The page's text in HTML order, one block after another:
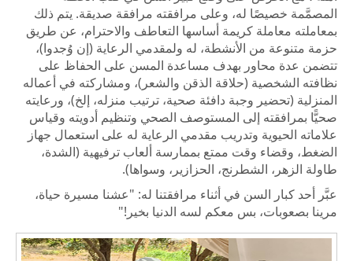
المصمَّمة خصيصًا له، وعلى مرافقته مرافقة صديقة. يتم ذلك
بمعاملته معاملة كريمة أساسها التعاطف والاحترام، عن طريق
حزمة متنوعة من الأنشطة، له ولمقدمي الرعاية (إن وُجدوا)،
تتضمن عدة محاور بهدف مساعدة المسن على الحفاظ على
نظافته الشخصية (حلاقة الذقن والشعر)، ومشاركته في أعماله
المنزلية (تحضير وجبة دافئة صحية، ترتيب منزله، إلخ)، ورعايته
صحيًّا بمرافقته إلى المستوصف الصحي وتنظيم أدويته وقياس
علاماته الحيوية وتدريب مقدمي الرعاية له على استعمال جهاز
الضغط، وقضاء وقت ممتع بممارسة ألعاب ترفيهية (الشدة،
طاولة الزهر، الشطرنج، الحزازير، وسواها).
عبَّر أحد كبار السن في أثناء مرافقتنا له: "عشنا مسيرة حياة،
مرينا بصعوبات، بس معكم لسه الدنيا بخير!"